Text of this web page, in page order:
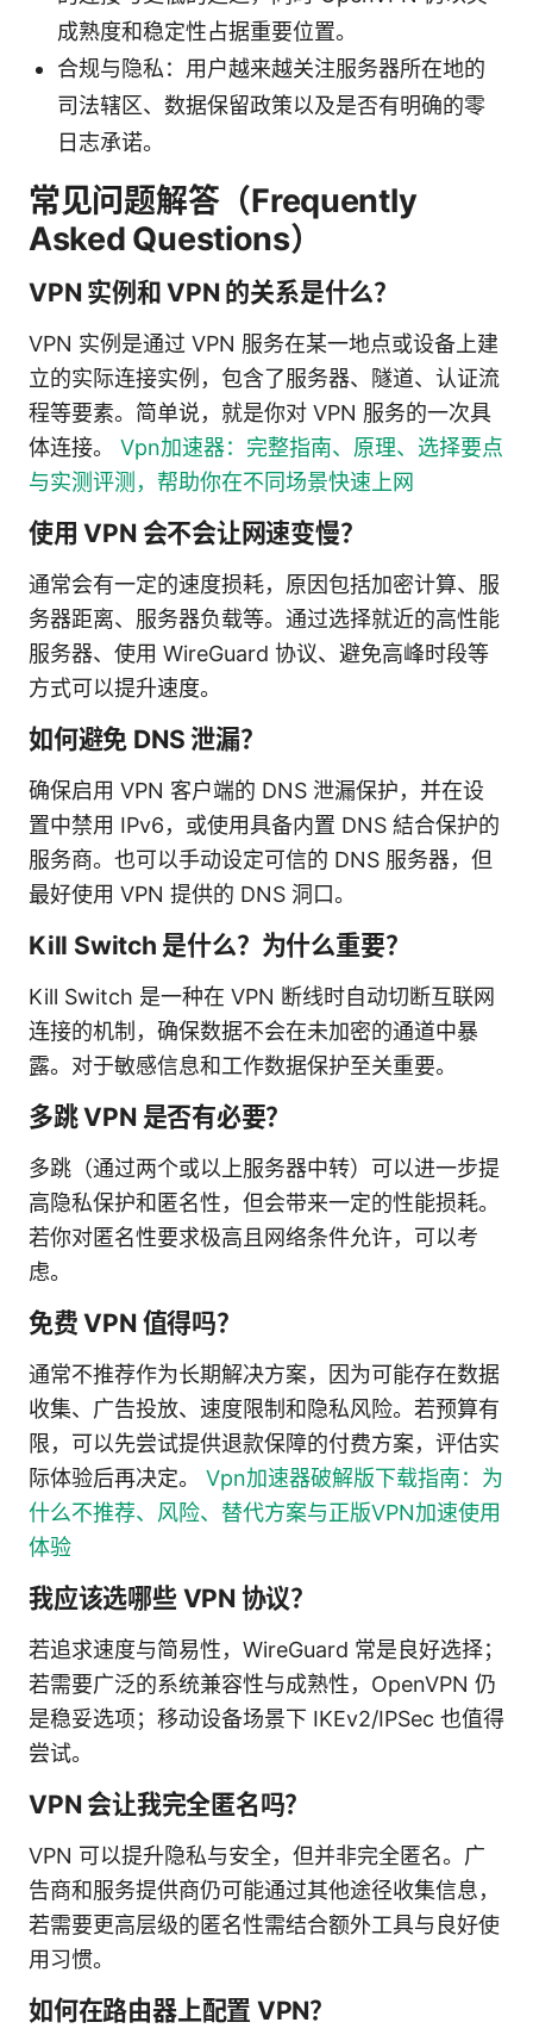
成熟度和稳定性占据重要位置。
合规与隐私：用户越来越关注服务器所在地的
司法辖区、数据保留政策以及是否有明确的零
日志承诺。
常见问题解答（Frequently
Asked Questions）
VPN 实例和 VPN 的关系是什么？
VPN 实例是通过 VPN 服务在某一地点或设备上建
立的实际连接实例，包含了服务器、隧道、认证流
程等要素。简单说，就是你对 VPN 服务的一次具
体连接。 Vpn加速器：完整指南、原理、选择要点
与实测评测，帮助你在不同场景快速上网
使用 VPN 会不会让网速变慢？
通常会有一定的速度损耗，原因包括加密计算、服
务器距离、服务器负载等。通过选择就近的高性能
服务器、使用 WireGuard 协议、避免高峰时段等
方式可以提升速度。
如何避免 DNS 泄漏？
确保启用 VPN 客户端的 DNS 泄漏保护，并在设
置中禁用 IPv6，或使用具备内置 DNS 結合保护的
服务商。也可以手动设定可信的 DNS 服务器，但
最好使用 VPN 提供的 DNS 洞口。
Kill Switch 是什么？为什么重要？
Kill Switch 是一种在 VPN 断线时自动切断互联网
连接的机制，确保数据不会在未加密的通道中暴
露。对于敏感信息和工作数据保护至关重要。
多跳 VPN 是否有必要？
多跳（通过两个或以上服务器中转）可以进一步提
高隐私保护和匿名性，但会带来一定的性能损耗。
若你对匿名性要求极高且网络条件允许，可以考
虑。
免费 VPN 值得吗？
通常不推荐作为长期解决方案，因为可能存在数据
收集、广告投放、速度限制和隐私风险。若预算有
限，可以先尝试提供退款保障的付费方案，评估实
际体验后再决定。 Vpn加速器破解版下载指南：为
什么不推荐、风险、替代方案与正版VPN加速使用
体验
我应该选哪些 VPN 协议？
若追求速度与简易性，WireGuard 常是良好选择；
若需要广泛的系统兼容性与成熟性，OpenVPN 仍
是稳妥选项；移动设备场景下 IKEv2/IPSec 也值得
尝试。
VPN 会让我完全匿名吗？
VPN 可以提升隐私与安全，但并非完全匿名。广
告商和服务提供商仍可能通过其他途径收集信息，
若需要更高层级的匿名性需结合额外工具与良好使
用习惯。
如何在路由器上配置 VPN？